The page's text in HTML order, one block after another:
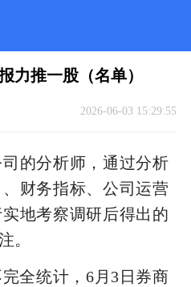
力推一股（名单）
2026-06-03 15:29:55
的分析师，通过分析
、财务指标、公司运营
地考察调研后得出的
。
全统计，6月3日券商